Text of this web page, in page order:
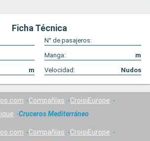
Ficha Técnica
N° de pasajeros:
Manga:
m
m Velocidad: Nudos
Compañías
CroisiEurope
Cruceros Mediterráneo
Compañías
CroisiEurope